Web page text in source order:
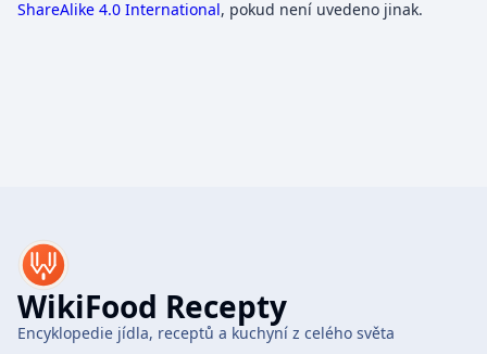
ShareAlike 4.0 International, pokud není uvedeno jinak.
WikiFood Recepty
Encyklopedie jídla, receptů a kuchyní z celého světa